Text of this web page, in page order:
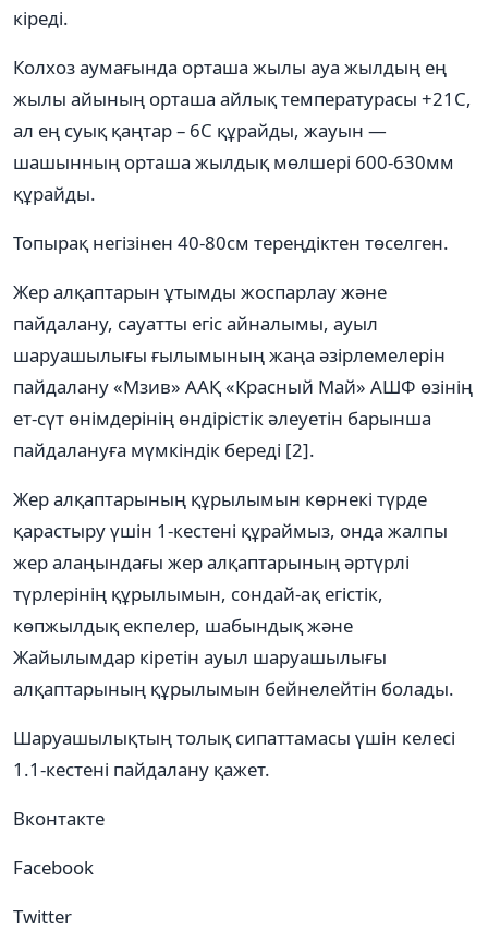
кіреді.
Колхоз аумағында орташа жылы ауа жылдың ең
жылы айының орташа айлық температурасы +21С,
ал ең суық қаңтар – 6С құрайды, жауын —
шашынның орташа жылдық мөлшері 600-630мм
құрайды.
Топырақ негізінен 40-80см тереңдіктен төселген.
Жер алқаптарын ұтымды жоспарлау және
пайдалану, сауатты егіс айналымы, ауыл
шаруашылығы ғылымының жаңа әзірлемелерін
пайдалану «Мзив» ААҚ «Красный Май» АШФ өзінің
ет-сүт өнімдерінің өндірістік әлеуетін барынша
пайдалануға мүмкіндік береді [2].
Жер алқаптарының құрылымын көрнекі түрде
қарастыру үшін 1-кестені құраймыз, онда жалпы
жер алаңындағы жер алқаптарының әртүрлі
түрлерінің құрылымын, сондай-ақ егістік,
көпжылдық екпелер, шабындық және
Жайылымдар кіретін ауыл шаруашылығы
алқаптарының құрылымын бейнелейтін болады.
Шаруашылықтың толық сипаттамасы үшін келесі
1.1-кестені пайдалану қажет.
Вконтакте
Facebook
Twitter